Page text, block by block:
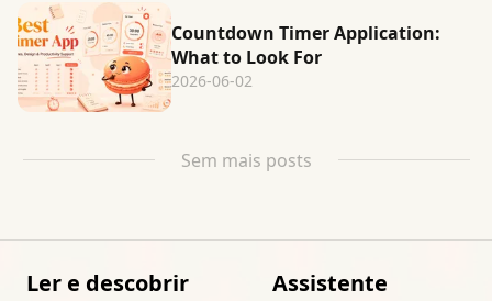
Countdown Timer Application:
What to Look For
2026-06-02
Sem mais posts
Ler e descobrir
Assistente